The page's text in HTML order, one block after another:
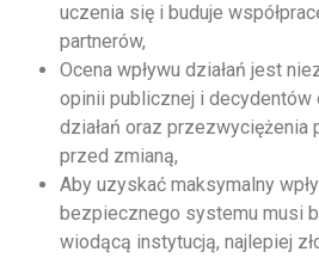
uczenia się i buduje
partnerów,
Ocena wpływu działań jest
opinii publicznej i decydentów
działań oraz przezwyciężenia
przed zmianą,
Aby uzyskać maksymalny
bezpiecznego systemu musi
wiodącą instytucją, najlepiej